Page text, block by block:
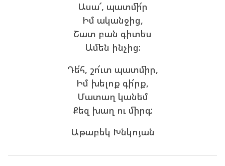
Ասա՜, պատմի՜ր
Իմ ականջից,
Շատ բան գիտես
Ամեն ինչից:
Դե՛հ, շո՜ւտ պատմիր,
Իմ խելոք գի՜րք,
Մատաղ կանեմ
Քեզ խաղ ու միրգ:
Աթաբեկ Խնկոյան